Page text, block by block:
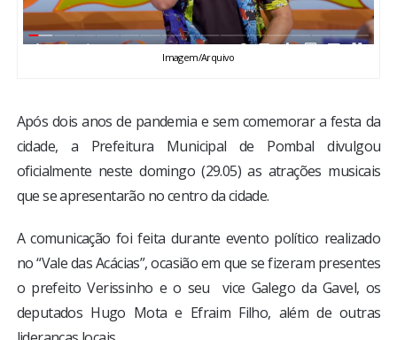
ENQUETE
Imagem/Arquivo
Após dois anos de pandemia e sem comemorar a festa da
cidade, a Prefeitura Municipal de Pombal divulgou
oficialmente neste domingo (29.05) as atrações musicais
que se apresentarão no centro da cidade.
A comunicação foi feita durante evento político realizado
no “Vale das Acácias”, ocasião em que se fizeram presentes
o prefeito Verissinho e o seu vice Galego da Gavel, os
deputados Hugo Mota e Efraim Filho, além de outras